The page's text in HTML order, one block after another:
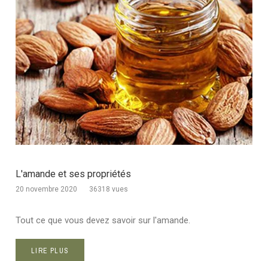
L'amande et ses propriétés
20 novembre 2020 36318 vues
Tout ce que vous devez savoir sur l'amande.
LIRE PLUS